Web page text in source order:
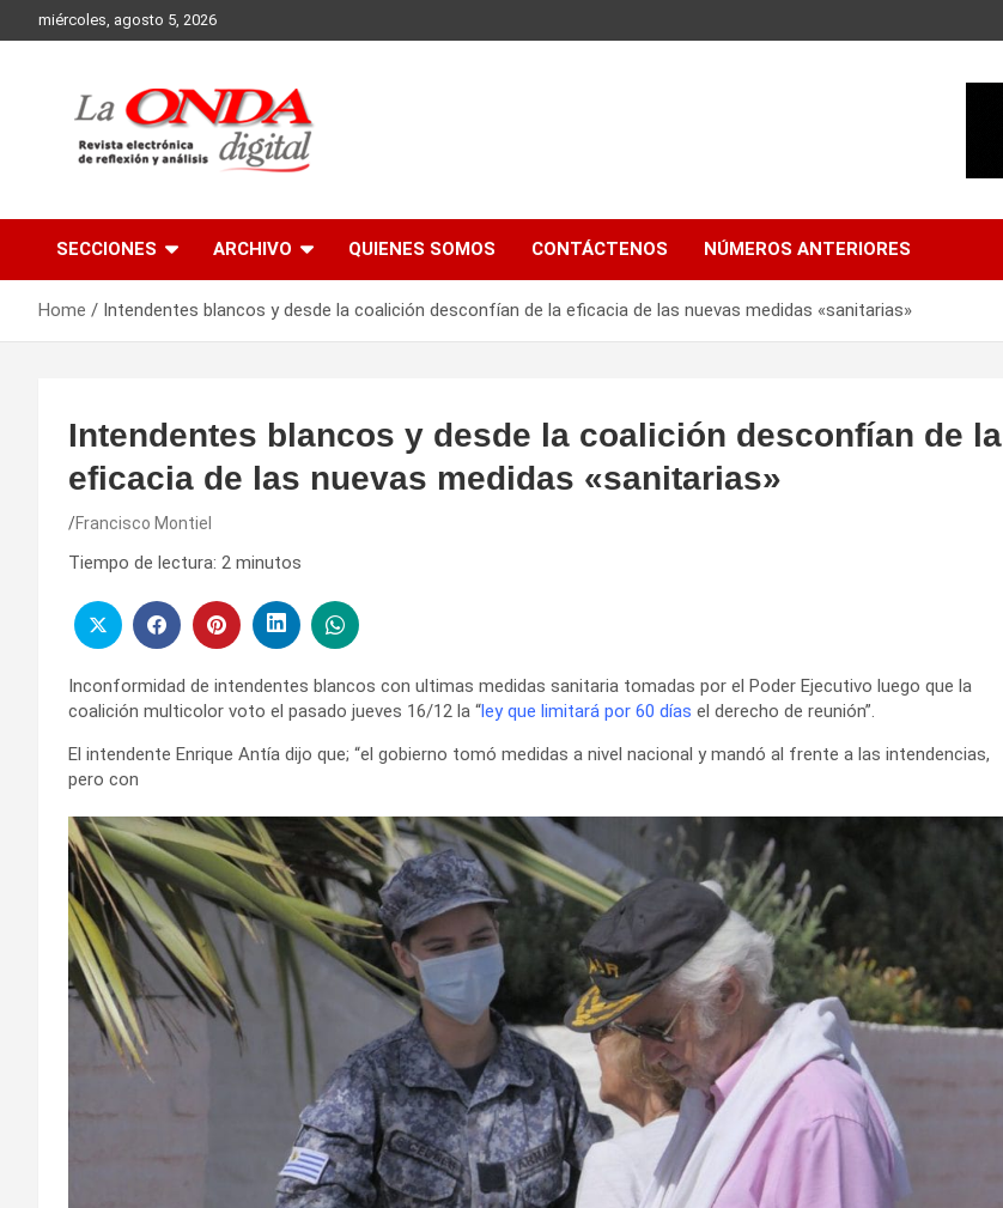
to
miércoles, agosto 5, 2026
SECCIONES ARCHIVO QUIENES SOMOS CONTÁCTENOS NÚMEROS ANTERIORES
Home Intendentes blancos y desde la coalición desconfían de la eficacia de las nuevas medidas «sanitarias»
Intendentes blancos y desde la coalición desconfían de la
eficacia de las nuevas medidas «sanitarias»
Francisco Montiel
Tiempo de lectura: 2 minutos
Inconformidad de intendentes blancos con ultimas medidas sanitaria tomadas por el Poder Ejecutivo luego que la
coalición multicolor voto el pasado jueves 16/12 la “ley que limitará por 60 días el derecho de reunión”.
El intendente Enrique Antía dijo que; “el gobierno tomó medidas a nivel nacional y mandó al frente a las intendencias,
pero con